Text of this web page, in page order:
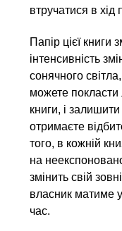
втручатися в хід
Папір цієї книги
інтенсивність
сонячного
можете покласти
книги, і
отримаєте
того, в кожній
на
змінить свій
власник матиме
час.